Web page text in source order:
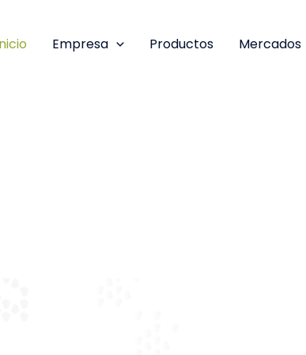
Empresa Productos Mercados